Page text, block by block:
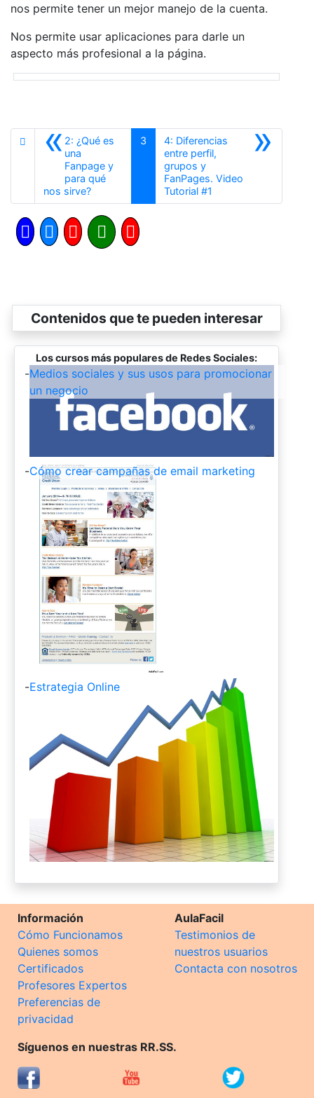
nos permite tener un mejor manejo de la cuenta.
Nos permite usar aplicaciones para darle un
aspecto más profesional a la página.
«2: ¿Qué es
una
Fanpage y
para qué
nos sirve?Anterior
3 »
4: Diferencias
entre perfil,
grupos y
FanPages. Video
Tutorial #1
Contenidos que te pueden interesar
Los cursos más populares de Redes Sociales:
-Medios sociales y sus usos para promocionar
un negocio
-Cómo crear campañas de email marketing
-Estrategia Online
Información
Cómo Funcionamos
Quienes somos
Certificados
Profesores Expertos
Preferencias de
privacidad
AulaFacil
Testimonios de
nuestros usuarios
Contacta con nosotros
Síguenos en nuestras RR.SS.